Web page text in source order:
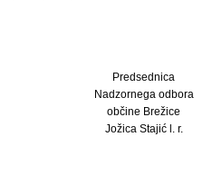
Predsednica
Nadzornega odbora
občine Brežice
Jožica Stajić l. r.